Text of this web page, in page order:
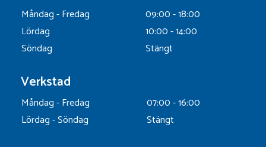
Måndag - Fredag
09:00 - 18:00
Lördag
10:00 - 14:00
Söndag
Stängt
Verkstad
Måndag - Fredag
07:00 - 16:00
Lördag - Söndag
Stängt